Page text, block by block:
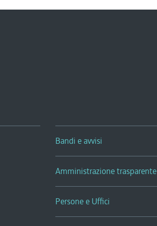
Bandi e avvisi
Amministrazione trasparente
Persone e Uffici